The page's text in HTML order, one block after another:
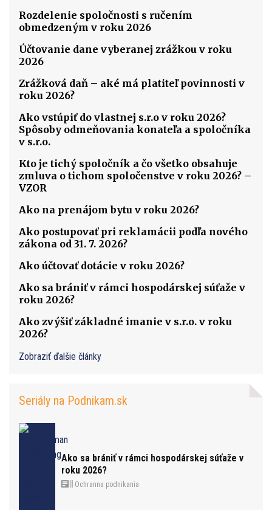
Rozdelenie spoločnosti s ručením
obmedzeným v roku 2026
Účtovanie dane vyberanej zrážkou v roku
2026
Zrážková daň – aké má platiteľ povinnosti v
roku 2026?
Ako vstúpiť do vlastnej s.r.o v roku 2026?
Spôsoby odmeňovania konateľa a spoločníka
v s.r.o.
Kto je tichý spoločník a čo všetko obsahuje
zmluva o tichom spoločenstve v roku 2026? –
VZOR
Ako na prenájom bytu v roku 2026?
Ako postupovať pri reklamácii podľa nového
zákona od 31. 7. 2026?
Ako účtovať dotácie v roku 2026?
Ako sa brániť v rámci hospodárskej súťaže v
roku 2026?
Ako zvýšiť základné imanie v s.r.o. v roku
2026?
Zobraziť ďalšie články
Seriály na Podnikam.sk
Ako sa brániť v rámci hospodárskej súťaže v
roku 2026?
Ochranna podnikania